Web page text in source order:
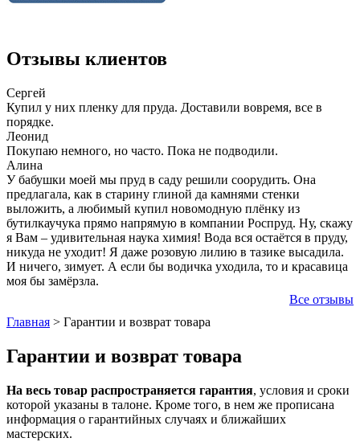
Отзывы клиентов
Сергей
Купил у них пленку для пруда. Доставили вовремя, все в
порядке.
Леонид
Покупаю немного, но часто. Пока не подводили.
Алина
У бабушки моей мы пруд в саду решили соорудить. Она
предлагала, как в старину глиной да камнями стенки
выложить, а любимый купил новомодную плёнку из
бутилкаучука прямо напрямую в компании Роспруд. Ну, скажу
я Вам – удивительная наука химия! Вода вся остаётся в пруду,
никуда не уходит! Я даже розовую лилию в тазике высадила.
И ничего, зимует. А если бы водичка уходила, то и красавица
моя бы замёрзла.
Все отзывы
Главная > Гарантии и возврат товара
Гарантии и возврат товара
На весь товар распространяется гарантия, условия и сроки
которой указаны в талоне. Кроме того, в нем же прописана
информация о гарантийных случаях и ближайших
мастерских.